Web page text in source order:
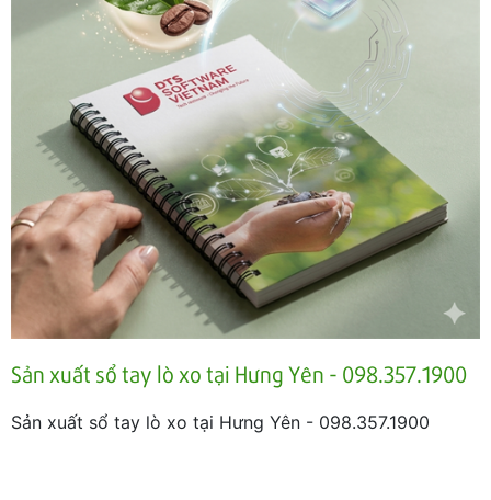
Sản xuất sổ tay lò xo tại Hưng Yên - 098.357.1900
Sản xuất sổ tay lò xo tại Hưng Yên - 098.357.1900